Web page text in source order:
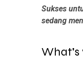
Sukses
sedang
What's